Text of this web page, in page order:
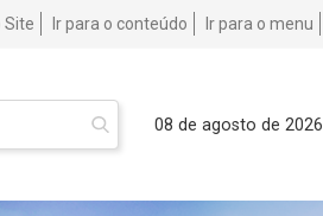
Site Ir para o conteúdo Ir para o menu
08 de agosto de 2026